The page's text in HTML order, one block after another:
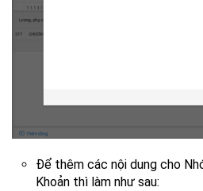
Để thêm các nội dung cho
Khoản thì làm như sau: